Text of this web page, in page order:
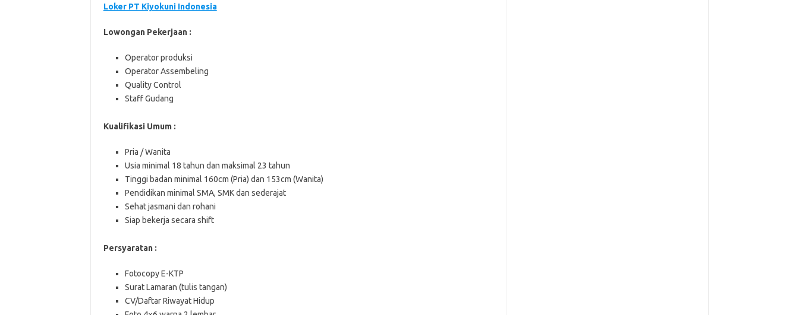
Loker PT Kiyokuni Indonesia
Lowongan Pekerjaan :
Operator produksi
Operator Assembeling
Quality Control
Staff Gudang
Kualifikasi Umum :
Pria / Wanita
Usia minimal 18 tahun dan maksimal 23 tahun
Tinggi badan minimal 160cm (Pria) dan 153cm (Wanita)
Pendidikan minimal SMA, SMK dan sederajat
Sehat jasmani dan rohani
Siap bekerja secara shift
Persyaratan :
Fotocopy E-KTP
Surat Lamaran (tulis tangan)
CV/Daftar Riwayat Hidup